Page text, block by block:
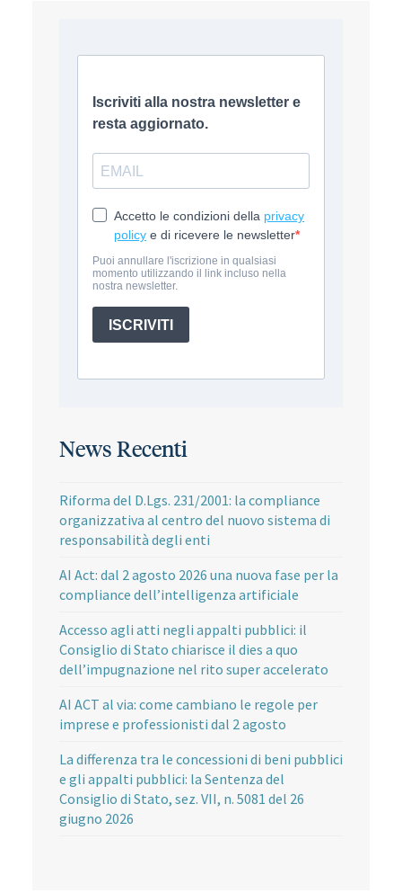
News Recenti
Riforma del D.Lgs. 231/2001: la compliance
organizzativa al centro del nuovo sistema di
responsabilità degli enti
AI Act: dal 2 agosto 2026 una nuova fase per la
compliance dell’intelligenza artificiale
Accesso agli atti negli appalti pubblici: il
Consiglio di Stato chiarisce il dies a quo
dell’impugnazione nel rito super accelerato
AI ACT al via: come cambiano le regole per
imprese e professionisti dal 2 agosto
La differenza tra le concessioni di beni pubblici
e gli appalti pubblici: la Sentenza del
Consiglio di Stato, sez. VII, n. 5081 del 26
giugno 2026